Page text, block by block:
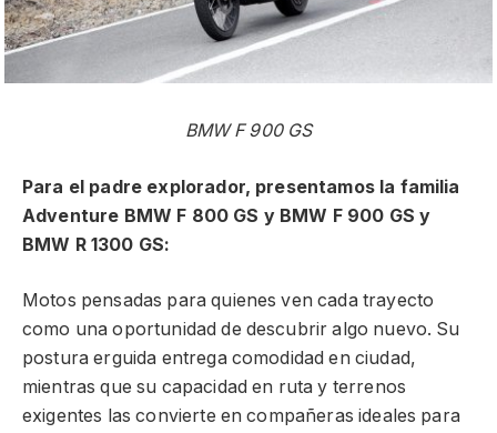
BMW F 900 GS
Para el padre explorador, presentamos la familia
Adventure BMW F 800 GS y BMW F 900 GS y
BMW R 1300 GS:
Motos pensadas para quienes ven cada trayecto
como una oportunidad de descubrir algo nuevo. Su
postura erguida entrega comodidad en ciudad,
mientras que su capacidad en ruta y terrenos
exigentes las convierte en compañeras ideales para